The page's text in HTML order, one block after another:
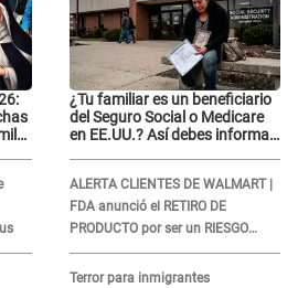
¿Tu familiar es un beneficiario
del Seguro Social o Medicare
en EE.UU.? Así debes informar
ALERTA CLIENTES DE WALMART |
FDA anunció el RETIRO DE
PRODUCTO por ser un RIESGO
MORTAL para consumidores: ¿Cuál
es?
Terror para inmigrantes